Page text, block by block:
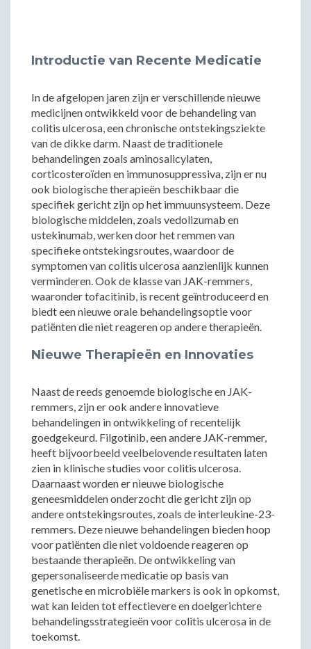
Introductie van Recente Medicatie
In de afgelopen jaren zijn er verschillende nieuwe
medicijnen ontwikkeld voor de behandeling van
colitis ulcerosa, een chronische ontstekingsziekte
van de dikke darm. Naast de traditionele
behandelingen zoals aminosalicylaten,
corticosteroïden en immunosuppressiva, zijn er nu
ook biologische therapieën beschikbaar die
specifiek gericht zijn op het immuunsysteem. Deze
biologische middelen, zoals vedolizumab en
ustekinumab, werken door het remmen van
specifieke ontstekingsroutes, waardoor de
symptomen van colitis ulcerosa aanzienlijk kunnen
verminderen. Ook de klasse van JAK-remmers,
waaronder tofacitinib, is recent geïntroduceerd en
biedt een nieuwe orale behandelingsoptie voor
patiënten die niet reageren op andere therapieën.
Nieuwe Therapieën en Innovaties
Naast de reeds genoemde biologische en JAK-
remmers, zijn er ook andere innovatieve
behandelingen in ontwikkeling of recentelijk
goedgekeurd. Filgotinib, een andere JAK-remmer,
heeft bijvoorbeeld veelbelovende resultaten laten
zien in klinische studies voor colitis ulcerosa.
Daarnaast worden er nieuwe biologische
geneesmiddelen onderzocht die gericht zijn op
andere ontstekingsroutes, zoals de interleukine-23-
remmers. Deze nieuwe behandelingen bieden hoop
voor patiënten die niet voldoende reageren op
bestaande therapieën. De ontwikkeling van
gepersonaliseerde medicatie op basis van
genetische en microbiële markers is ook in opkomst,
wat kan leiden tot effectievere en doelgerichtere
behandelingsstrategieën voor colitis ulcerosa in de
toekomst.